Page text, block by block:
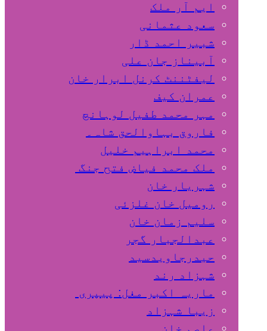
ایم آر ملک
سعود عثمانی
شبیر احمد ڈار
آبیناز جان علی
لیفٹننٹ کرنل ابرار خان
عمران کیف
مہر محمد طفیل لوہانچ
فاروق بہاوالحق شاہ۔
محمد ابراہیم خلیل
ملک محمد فیاض فتح جنگ
شہریار خان
رومیل خان غلزئی
سلیم زمان خان
عبدالجبار گجر
حیدرجاویدسید
شہزاد رند
ماریہ اکبر مغل: پیپری
زیبا شہزاد
عاصم خان